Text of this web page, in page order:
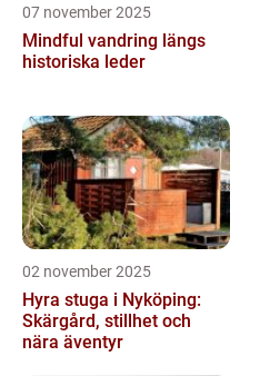
07 november 2025
Mindful vandring längs
historiska leder
02 november 2025
Hyra stuga i Nyköping:
Skärgård, stillhet och
nära äventyr